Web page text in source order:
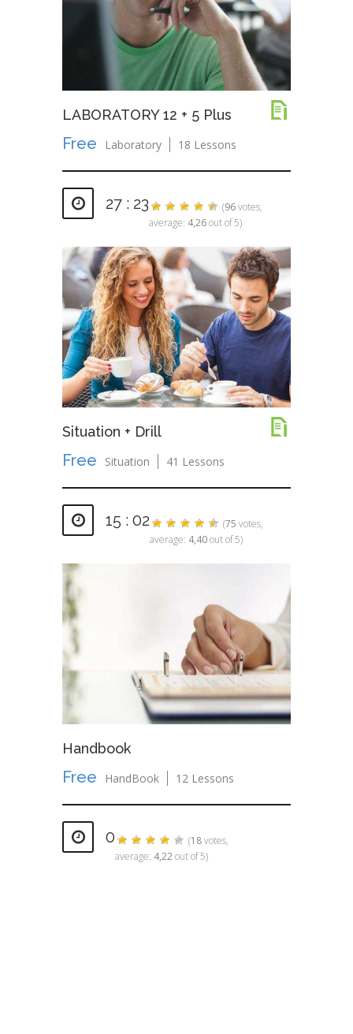
LABORATORY 12 + 5 Plus
Free Laboratory 18 Lessons
27 : 23 (96votes,
average: 4,26out of 5)
Situation + Drill
Free Situation 41 Lessons
15 : 02 (75 votes,
average: 4,40out of 5)
Handbook
Free HandBook 12 Lessons
0 (18votes,
average: 4,22out of 5)